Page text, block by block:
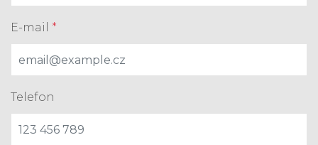
E-mail *
Telefon